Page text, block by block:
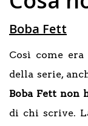
Boba Fett
Così come era
della serie,
Boba Fett non
di chi scrive.